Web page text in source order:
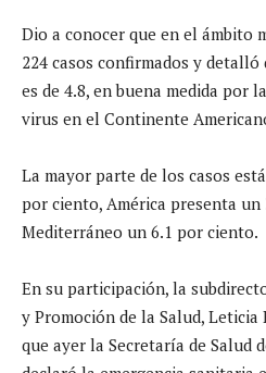
Dio a conocer que en el ámbito
224 casos confirmados y
es de 4.8, en buena medida por
virus en el Continente
La mayor parte de los casos
por ciento, América presenta
Mediterráneo un 6.1 por ciento.
En su participación, la
y Promoción de la Salud, Leticia
que ayer la Secretaría de Salud